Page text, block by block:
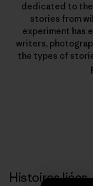
dedicated to the
stories from
experiment has
writers,
the types of
Histoires liées